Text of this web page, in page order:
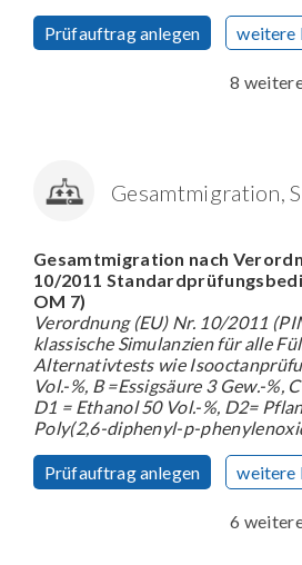
Prüfauftrag anlegen weitere
8
Gesamtmigration,
Gesamtmigration nach
10/2011
OM 7)
Verordnung (EU) Nr. 10/2011
klassische Simulanzien für alle
Alternativtests wie
Vol.-%, B =Essigsäure 3 Gew.-%,
D1 = Ethanol 50 Vol.-%, D2=
Poly(2,6-diphenyl-p-
Prüfauftrag anlegen weitere
6